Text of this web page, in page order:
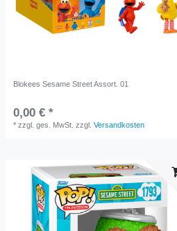
Blokees Sesame Street Assort. 01
0,00 € *
*zzgl. ges. MwSt. zzgl.Versandkosten